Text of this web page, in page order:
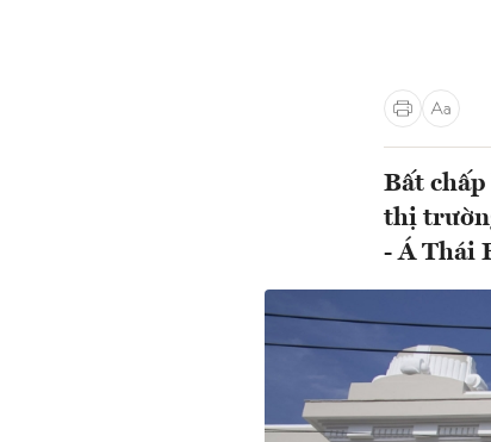
Bất
thị
- Á Thái